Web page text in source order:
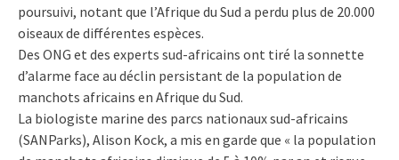
poursuivi, notant que l’Afrique du Sud a perdu plus de 20.000
oiseaux de différentes espèces.
Des ONG et des experts sud-africains ont tiré la sonnette
d’alarme face au déclin persistant de la population de
manchots africains en Afrique du Sud.
La biologiste marine des parcs nationaux sud-africains
(SANParks), Alison Kock, a mis en garde que « la population